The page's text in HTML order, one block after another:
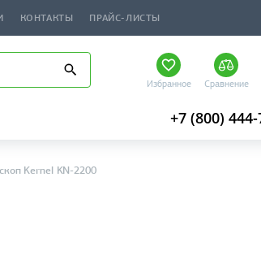
КОНТАКТЫ ПРАЙС-ЛИСТЫ
Избранное Сравнение
+7 (800)
Kernel KN-2200